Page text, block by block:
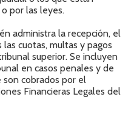
por las leyes.
administra la recepción, el
cuotas, multas y pagos
superior. Se incluyen
en casos penales y de
cobrados por el
Financieras Legales del